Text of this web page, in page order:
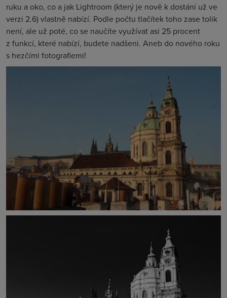
ruku a oko, co a jak Lightroom (který je nově k dostání už ve
verzi 2.6) vlastně nabízí. Podle počtu tlačítek toho zase tolik
není, ale už poté, co se naučíte využívat asi 25 procent
z funkcí, které nabízí, budete nadšeni. Aneb do nového roku
s hezčími fotografiemi!